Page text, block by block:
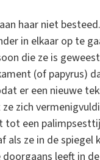
haar niet
in elkaar op te
die ze is
(of papyrus)
er een nieuwe
zich
een
als ze in de
leeft in